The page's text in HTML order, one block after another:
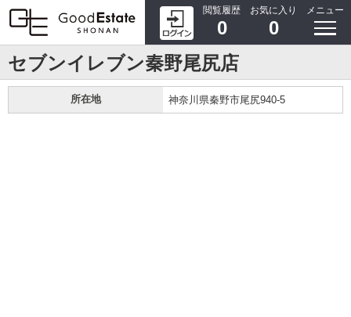
閲覧履歴
0
お気に入り
0
メニュー
セブンイレブン秦野尾尻店
所在地 神奈川県秦野市尾尻940-5